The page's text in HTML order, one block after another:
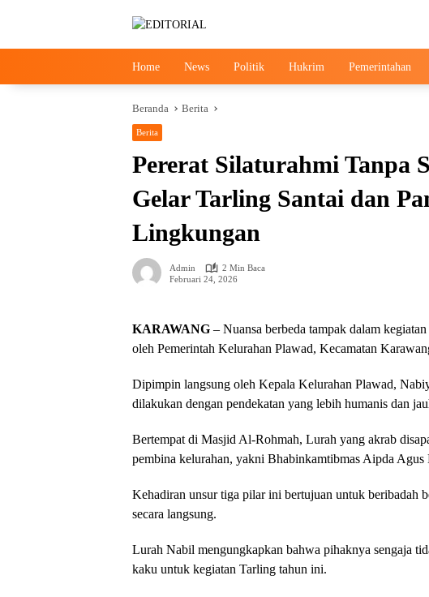
Home News Politik Hukrim Pemerintahan
Beranda Berita
Berita
Pererat Silaturahmi Tanpa
Gelar Tarling Santai dan
Lingkungan
Admin
2 Min Baca
Februari 24, 2026
KARAWANG – Nuansa berbeda tampak dalam
oleh Pemerintah Kelurahan Plawad, Kecamatan
Dipimpin langsung oleh Kepala Kelurahan Plawad,
dilakukan dengan pendekatan yang lebih humanis dan
Bertempat di Masjid Al-Rohmah, Lurah yang akrab
pembina kelurahan, yakni Bhabinkamtibmas Aipda
Kehadiran unsur tiga pilar ini bertujuan untuk beribadah
secara langsung.
Lurah Nabil mengungkapkan bahwa pihaknya sengaja
kaku untuk kegiatan Tarling tahun ini.